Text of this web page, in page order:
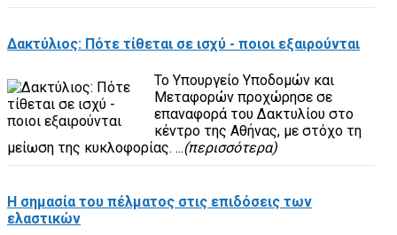
Δακτύλιος: Πότε τίθεται σε ισχύ - ποιοι εξαιρούνται
Το Υπουργείο Υποδομών και
Μεταφορών προχώρησε σε
επαναφορά του Δακτυλίου στο
κέντρο της Αθήνας, με στόχο τη
μείωση της κυκλοφορίας. ...(περισσότερα)
Η σημασία του πέλματος στις επιδόσεις των
ελαστικών